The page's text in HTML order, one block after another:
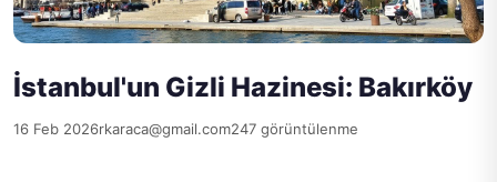
İstanbul'un Gizli Hazinesi: Bakırköy
16 Feb 2026rkaraca@gmail.com247 görüntülenme